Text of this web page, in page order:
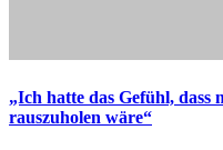
„Ich hatte das Gefühl, dass
rauszuholen wäre“